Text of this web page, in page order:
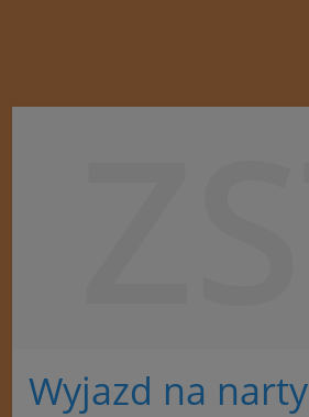
Wyjazd na narty